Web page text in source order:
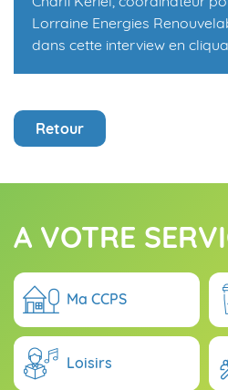
Lorraine Energies
dans cette interview en
Retour
A VOTRE
Ma CCPS
Loisirs